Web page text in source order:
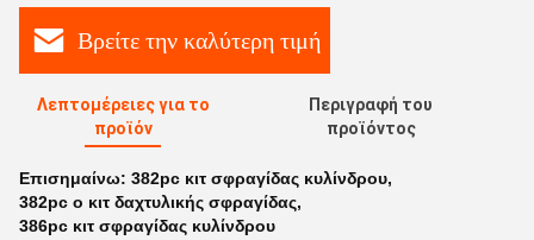
Βρείτε την καλύτερη τιμή
Λεπτομέρειες για το
προϊόν
Περιγραφή του
προϊόντος
Επισημαίνω: 382pc κιτ σφραγίδας κυλίνδρου,
382pc o κιτ δαχτυλικής σφραγίδας,
386pc κιτ σφραγίδας κυλίνδρου